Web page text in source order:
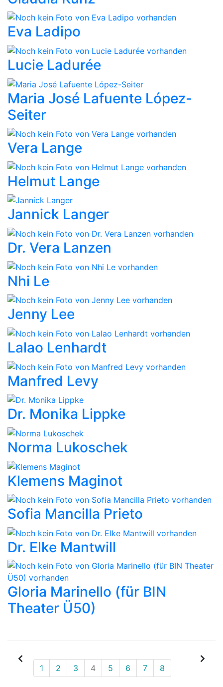
Eva Ladipo
Lucie Ladurée
Maria José Lafuente López-
Seiter
Vera Lange
Helmut Lange
Jannick Langer
Dr. Vera Lanzen
Nhi Le
Jenny Lee
Lalao Lenhardt
Manfred Levy
Dr. Monika Lippke
Norma Lukoschek
Klemens Maginot
Sofia Mancilla Prieto
Dr. Elke Mantwill
Gloria Marinello (für BIN
Theater Ü50)
1 2 3 4 5 6 7 8